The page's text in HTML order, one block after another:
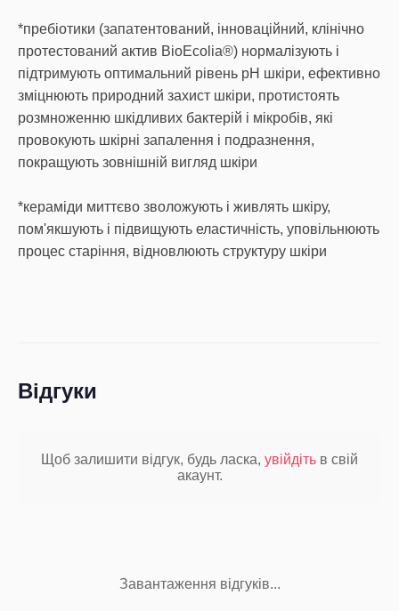
*пребіотики (запатентований, інноваційний, клінічно
протестований актив BioEcolia®) нормалізують і
підтримують оптимальний рівень рН шкіри, ефективно
зміцнюють природний захист шкіри, протистоять
розмноженню шкідливих бактерій і мікробів, які
провокують шкірні запалення і подразнення,
покращують зовнішній вигляд шкіри
*кераміди миттєво зволожують і живлять шкіру,
пом'якшують і підвищують еластичність, уповільнюють
процес старіння, відновлюють структуру шкіри
Відгуки
Щоб залишити відгук, будь ласка, увійдіть в свій
акаунт.
Завантаження відгуків...